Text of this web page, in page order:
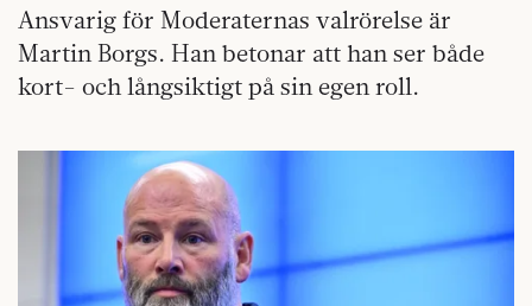
Ansvarig för Moderaternas valrörelse är
Martin Borgs. Han betonar att han ser både
kort- och långsiktigt på sin egen roll.